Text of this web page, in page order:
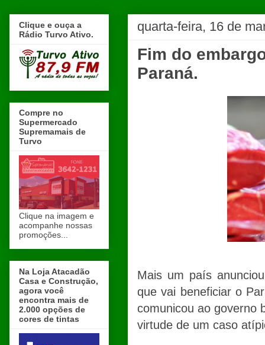
quarta-feira, 16 de
Fim do
Paraná.
Mais um país
que vai beneficiar o
comunicou ao governo
virtude de um caso
Clique e ouça a
Rádio Turvo Ativo.
Compre no
Supermercado
Supremamais de
Turvo
Clique na imagem e
acompanhe nossas
promoções...
Na Loja Atacadão
Casa e Construção,
agora você
encontra mais de
2.000 opções de
cores de tintas